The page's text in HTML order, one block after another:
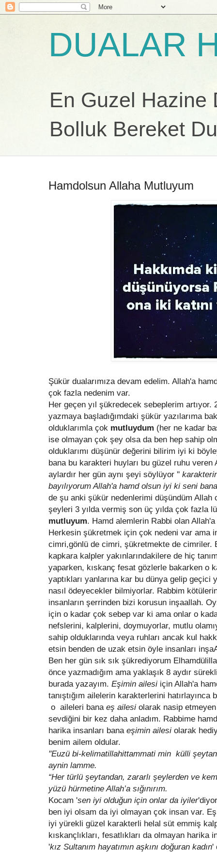
DUALAR
En Guzel Hazine
Bolluk Bereket
Hamdolsun Allaha Mutluyum
Şükür dualarımıza devam edelim. Allah'a
çok fazla nedenim var.
Her geçen yıl şükredecek sebeplerim artıyor.
yazmaya başladığımdaki şükür yazılarıma
olduklarımla çok mutluydum (her ne kadar
ise olmayan çok şey olsa da ben hep sahip
olduklarımı düşünür değerini bilirim iyi ki
bana bu karakteri huyları bu güzel ruhu veren
aylardır her gün aynı şeyi söylüyor ''
bayılıyorum Allah'a hamd olsun iyi ki seni
de şu anki şükür nedenlerimi düşündüm Allah
şeyleri 3 yılda vermiş son üç yılda çok fazla
mutluyum. Hamd alemlerin Rabbi olan Allah'a
Herkesin şükretmek için çok nedeni var ama
cimri,gönlü de cimri, şükretmekte de cimriler.
kapkara kalpler yakınlarındakilere de hiç
yaparken, kıskanç fesat gözlerle bakarken o
yaptıkları yanlarına kar bu dünya gelip geçici
nasıl ödeyecekler bilmiyorlar. Rabbim
insanların şerrinden bizi korusun inşaallah.
için o kadar çok sebep var ki ama onlar o
nefslerini, kalplerini, doymuyorlar, mutlu
sahip olduklarında veya ruhları ancak kul
etsin benden de uzak etsin öyle insanları
Ben her gün sık sık şükrediyorum
önce yazmadığım ama yaklaşık 8 aydır
burada yazayım. Eşimin ailesi için Allah'a
tanıştığım ailelerin karakterlerini hatırlayınca
o aileleri bana eş ailesi olarak nasip
sevdiğini bir kez daha anladım. Rabbime
harika insanları bana eşimin ailesi olarak
benim ailem oldular.
"Euzü bi-kelimatillahittammati min külli
aynin lamme.
“Her türlü şeytandan, zararlı şeylerden ve
yüzü hürmetine Allah’a sığınırım.
Kocam 'sen iyi olduğun için onlar da iyiler
ben iyi olsam da iyi olmayan çok insan var.
iyi yürekli güzel karakterli helal süt emmiş
kıskançlıkları, fesatlıkları da olmayan harika
'kız Sultanım hayatımın aşkını doğuran kadın'